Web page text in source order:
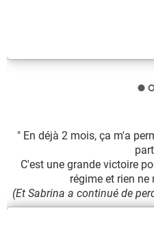
" En déjà 2 mois, ça m'a
C'est une grande victoire
régime et rien
(Et Sabrina a continué de